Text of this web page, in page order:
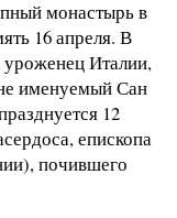
монастырь в
16 апреля. В
уроженец Италии,
именуемый Сан
12
епископа
почившего